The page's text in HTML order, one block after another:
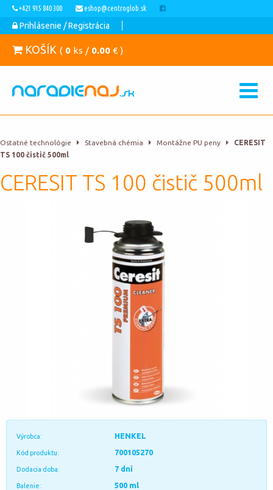
+421 915 840 300 eshop@centroglob.sk
Prihlásenie / Registrácia
KOŠÍK ( 0 ks / 0.00 € )
Ostatné technológie Stavebná chémia Montážne PU peny
CERESIT
TS 100 čistič 500ml
CERESIT TS 100 čistič 500ml
Výrobca: HENKEL
Kód produktu: 700105270
Dodacia doba: 7 dní
Balenie: 500 ml